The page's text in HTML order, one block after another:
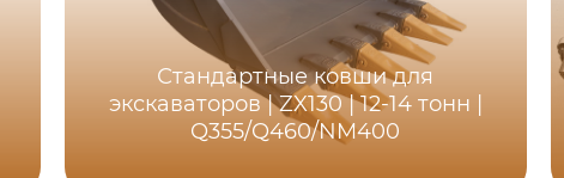
Стандартные ковши для
экскаваторов | ZX130 | 12-14 тонн |
Q355/Q460/NM400